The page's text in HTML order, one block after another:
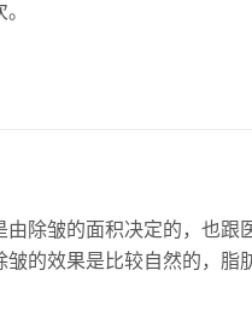
除皱的面积决定的，也
的效果是比较自然的，